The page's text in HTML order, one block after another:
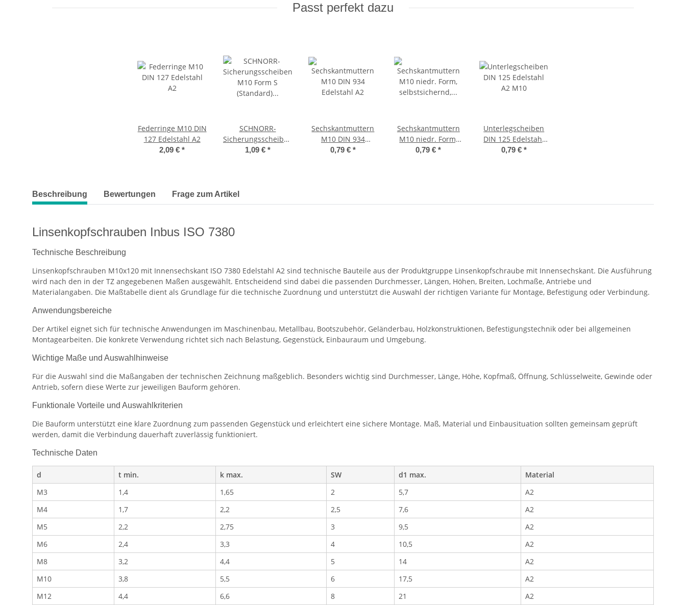
Passt perfekt dazu
Federringe M10 DIN
127 Edelstahl A2
2,09 €*
SCHNORR-
Sicherungsscheiben
M10 Form S
1,09 € *
Sechskantmuttern
M10 DIN 934
Edelstahl A2
0,79 € *
Sechskantmuttern
M10 niedr. Form,
selbstsichernd,
0,79 €*
Unterlegscheiben
DIN 125 Edelstahl
A2 M10
0,79 € *
weitere Registerkarten anzeigen
Beschreibung Bewertungen Frage zum Artikel
Linsenkopfschrauben Inbus ISO 7380
Technische Beschreibung
Linsenkopfschrauben M10x120 mit Innensechskant ISO 7380 Edelstahl A2 sind technische Bauteile aus der Produktgruppe Linsenkopfschraube mit Innensechskant. Die Ausführung
wird nach den in der TZ angegebenen Maßen ausgewählt. Entscheidend sind dabei die passenden Durchmesser, Längen, Höhen, Breiten, Lochmaße, Antriebe und
Materialangaben. Die Maßtabelle dient als Grundlage für die technische Zuordnung und unterstützt die Auswahl der richtigen Variante für Montage, Befestigung oder Verbindung.
Anwendungsbereiche
Der Artikel eignet sich für technische Anwendungen im Maschinenbau, Metallbau, Bootszubehör, Geländerbau, Holzkonstruktionen, Befestigungstechnik oder bei allgemeinen
Montagearbeiten. Die konkrete Verwendung richtet sich nach Belastung, Gegenstück, Einbauraum und Umgebung.
Wichtige Maße und Auswahlhinweise
Für die Auswahl sind die Maßangaben der technischen Zeichnung maßgeblich. Besonders wichtig sind Durchmesser, Länge, Höhe, Kopfmaß, Öffnung, Schlüsselweite, Gewinde oder
Antrieb, sofern diese Werte zur jeweiligen Bauform gehören.
Funktionale Vorteile und Auswahlkriterien
Die Bauform unterstützt eine klare Zuordnung zum passenden Gegenstück und erleichtert eine sichere Montage. Maß, Material und Einbausituation sollten gemeinsam geprüft
werden, damit die Verbindung dauerhaft zuverlässig funktioniert.
Technische Daten
d t min. k max. SW d1 max.
Material
M3
1,4 1,65 2 5,7
A2
M4
1,7 2,2 2,5 7,6
A2
M5
2,2 2,75 3 9,5
A2
M6
2,4 3,3 4 10,5
A2
M8
3,2 4,4 5 14
A2
M10
3,8 5,5 6 17,5
A2
M12
4,4 6,6 8 21 A2